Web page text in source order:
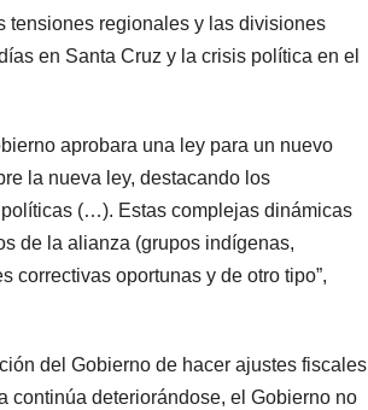
tensiones regionales y las divisiones
en Santa Cruz y la crisis política en el
aprobara una ley para un nuevo
la nueva ley, destacando los
(…). Estas complejas dinámicas
de la alianza (grupos indígenas,
correctivas oportunas y de otro tipo”,
del Gobierno de hacer ajustes fiscales
continúa deteriorándose, el Gobierno no